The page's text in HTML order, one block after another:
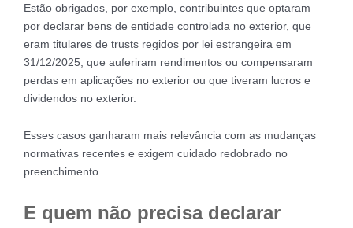
Estão obrigados, por exemplo, contribuintes que optaram
por declarar bens de entidade controlada no exterior, que
eram titulares de trusts regidos por lei estrangeira em
31/12/2025, que auferiram rendimentos ou compensaram
perdas em aplicações no exterior ou que tiveram lucros e
dividendos no exterior.
Esses casos ganharam mais relevância com as mudanças
normativas recentes e exigem cuidado redobrado no
preenchimento.
E quem não precisa declarar